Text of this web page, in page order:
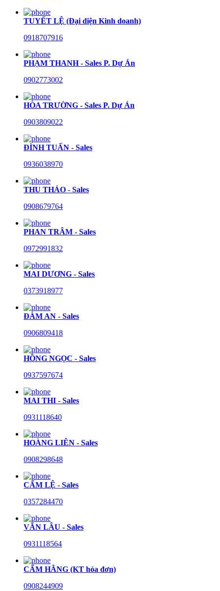
TUYẾT LỆ (Đại diện Kinh doanh)
0918707916
PHẠM THANH - Sales P. Dự Án
0902773002
HÒA TRƯỜNG - Sales P. Dự Án
0903809022
ĐÌNH TUẤN - Sales
0936038970
THU THẢO - Sales
0908679764
PHAN TRÂM - Sales
0972991832
MAI DƯƠNG - Sales
0373918977
ĐÀM AN - Sales
0906809418
HỒNG NGỌC - Sales
0937597674
MAI THI - Sales
0931118640
HOÀNG LIÊN - Sales
0908298648
CẨM LỆ - Sales
0357284470
VĂN LÂU - Sales
0931118564
CẨM HẰNG (KT hóa đơn)
0908244909